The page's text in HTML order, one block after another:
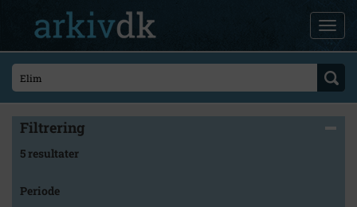
Filtrering
5 resultater
Periode